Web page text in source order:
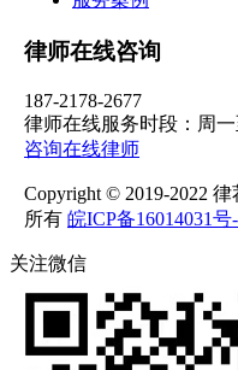
律师在线咨询
187-2178-2677
律师在线服务时段：周一
咨询在线律师
Copyright © 2019-2022
所有 皖ICP备16014031号-
关注微信